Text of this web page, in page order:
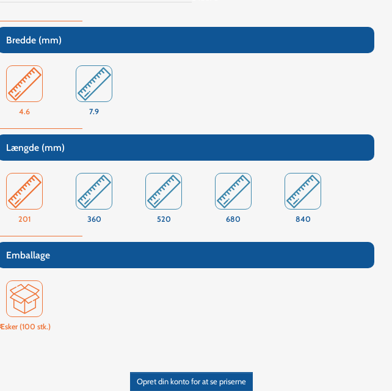
Bredde (mm)
4.6 7.9
Længde (mm)
201 360 520 680 840
Emballage
(100 stk.)
Opret din konto for at se priserne